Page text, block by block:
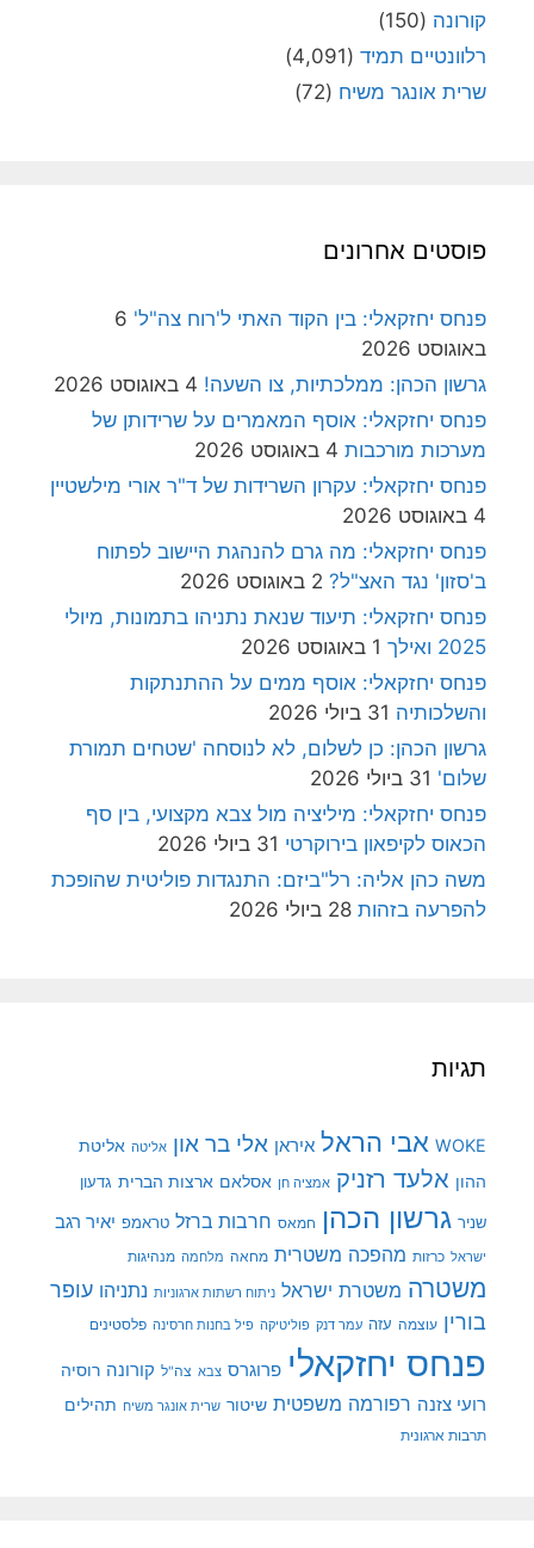
קורונה (150)
רלוונטיים תמיד (4,091)
שרית אונגר משיח (72)
פוסטים אחרונים
פנחס יחזקאלי: בין הקוד האתי ל'רוח צה"ל' 6
באוגוסט 2026
גרשון הכהן: ממלכתיות, צו השעה! 4 באוגוסט 2026
פנחס יחזקאלי: אוסף המאמרים על שרידותן של
מערכות מורכבות 4 באוגוסט 2026
פנחס יחזקאלי: עקרון השרידות של ד"ר אורי מילשטיין
4 באוגוסט 2026
פנחס יחזקאלי: מה גרם להנהגת היישוב לפתוח
ב'סזון' נגד האצ"ל? 2 באוגוסט 2026
פנחס יחזקאלי: תיעוד שנאת נתניהו בתמונות, מיולי
2025 ואילך
1 באוגוסט 2026
פנחס יחזקאלי: אוסף ממים על ההתנתקות
והשלכותיה 31 ביולי 2026
גרשון הכהן: כן לשלום, לא לנוסחה 'שטחים תמורת
שלום' 31 ביולי 2026
פנחס יחזקאלי: מיליציה מול צבא מקצועי, בין סף
הכאוס לקיפאון בירוקרטי 31 ביולי 2026
משה כהן אליה: רל"ביזם: התנגדות פוליטית שהופכת
להפרעה בזהות 28 ביולי 2026
תגיות
WOKE אבי הראל איראן אלי בר און אליטה אליטת
ההון אלעד רזניק אמציה חן אסלאם ארצות הברית גדעון
שניר גרשון הכהן חמאס חרבות ברזל טראמפ יאיר רגב
ישראל כרזות מהפכה משטרית מחאה מלחמה מנהיגות
משטרה משטרת ישראל ניתוח רשתות ארגוניות נתניהו עופר
בורין עוצמה עזה עמר דנק פוליטיקה פיל בחנות חרסינה פלסטינים
פנחס יחזקאלי פרוגרס צבא צה"ל קורונה רוסיה
רועי צזנה רפורמה משפטית שיטור שרית אונגר משיח תהילים
תרבות ארגונית